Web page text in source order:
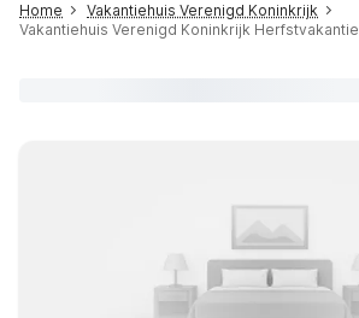
Home
Vakantiehuis Verenigd Koninkrijk
Vakantiehuis Verenigd Koninkrijk Herfstvakantie